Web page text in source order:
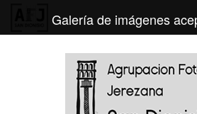
Galería de imágenes